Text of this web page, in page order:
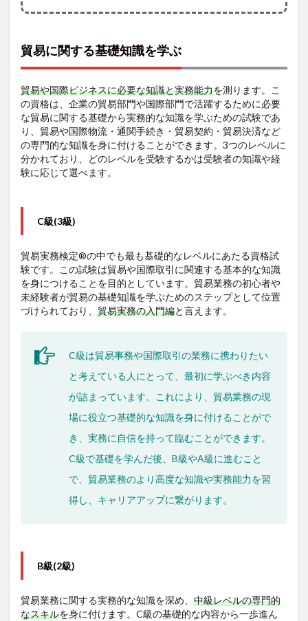
実務に
ルが身
1.3
貿易業
務のス
ペシャ
リスト
への道
が開け
る
ダン
ご紹
介
3
おす
すめ
3.1
通関士
3.2
TOEIC®
L&R
3.3
ITパス
MOS
5
概要
貿易に関する基礎知識を学ぶ
貿易や国際ビジネスに必要な知識と実務能力を測ります。こ
の資格は、企業の貿易部門や国際部門で活躍するために必要
な貿易に関する基礎から実務的な知識を学ぶための試験であ
り、貿易や国際物流・通関手続き・貿易契約・貿易決済など
の専門的な知識を身に付けることができます。3つのレベルに
分かれており、どのレベルを受験するかは受験者の知識や経
験に応じて選べます。
C級(3級)
貿易実務検定®の中でも最も基礎的なレベルにあたる資格試
験です。この試験は貿易や国際取引に関連する基本的な知識
を身につけることを目的としています。貿易業務の初心者や
未経験者が貿易の基礎知識を学ぶためのステップとして位置
づけられており、 貿易実務の入門編と言えます。
C級は貿易事務や国際取引の業務に携わりたい
と考えている人にとって、最初に学ぶべき内容
が詰まっています。これにより、貿易業務の現
場に役立つ基礎的な知識を身に付けることがで
き、実務に自信を持って臨むことができます。
C級で基礎を学んだ後、B級やA級に進むこと
で、貿易業務のより高度な知識や実務能力を習
得し、キャリアアップに繋がります。
B級(2級)
貿易業務に関する実務的な知識を深め、 中級レベルの専門的
なスキルを身に付けます。C級の基礎的な内容から一歩進ん